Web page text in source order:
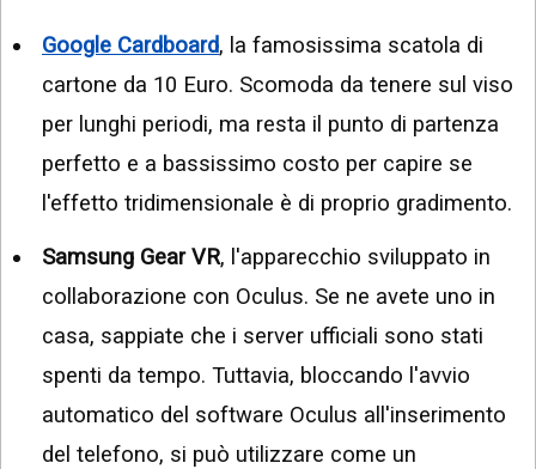
Google Cardboard, la famosissima scatola di
cartone da 10 Euro. Scomoda da tenere sul viso
per lunghi periodi, ma resta il punto di partenza
perfetto e a bassissimo costo per capire se
l'effetto tridimensionale è di proprio gradimento.
Samsung Gear VR, l'apparecchio sviluppato in
collaborazione con Oculus. Se ne avete uno in
casa, sappiate che i server ufficiali sono stati
spenti da tempo. Tuttavia, bloccando l'avvio
automatico del software Oculus all'inserimento
del telefono, si può utilizzare come un